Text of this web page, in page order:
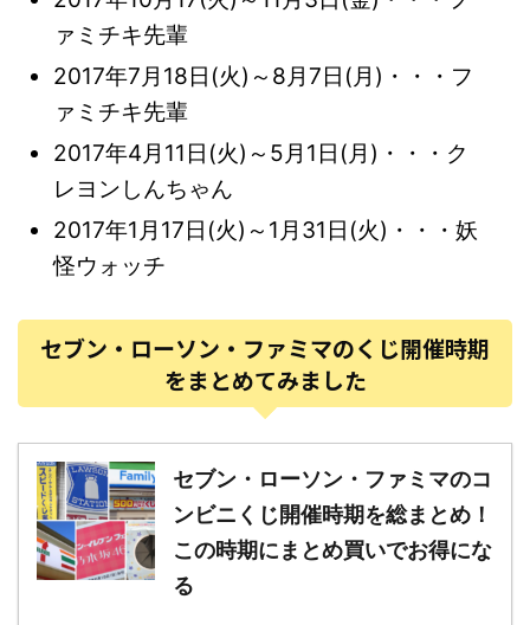
ァミチキ先輩
2017年7月18日(火)～8月7日(月)・・・フ
ァミチキ先輩
2017年4月11日(火)～5月1日(月)・・・ク
レヨンしんちゃん
2017年1月17日(火)～1月31日(火)・・・妖
怪ウォッチ
セブン・ローソン・ファミマのくじ開催時期
をまとめてみました
セブン・ローソン・ファミマのコ
ンビニくじ開催時期を総まとめ！
この時期にまとめ買いでお得にな
る